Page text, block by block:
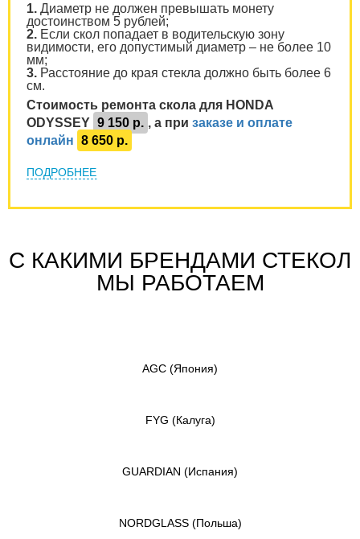
1. Диаметр не должен превышать монету
достоинством 5 рублей;
2. Если скол попадает в водительскую зону
видимости, его допустимый диаметр – не более 10
мм;
3. Расстояние до края стекла должно быть более 6
см.
Стоимость ремонта скола для HONDA
ODYSSEY 9 150 р. , а при заказе и оплате
онлайн 8 650 р.
ПОДРОБНЕЕ
С КАКИМИ БРЕНДАМИ СТЕКОЛ
МЫ РАБОТАЕМ
AGC (Япония)
FYG (Калуга)
GUARDIAN (Испания)
NORDGLASS (Польша)